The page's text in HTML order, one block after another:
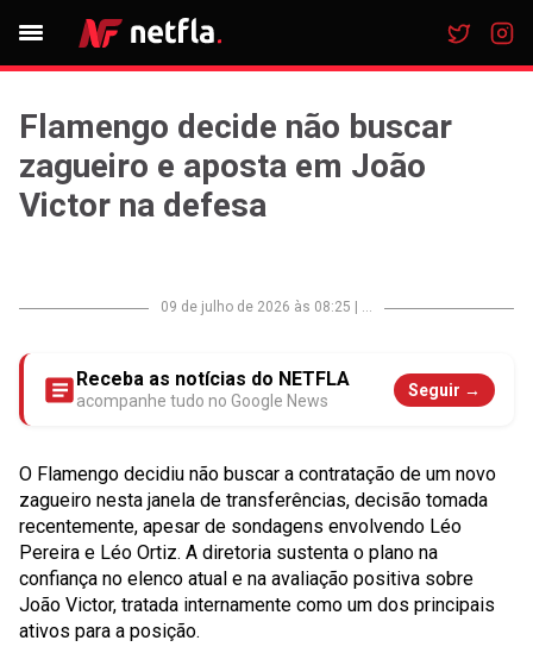
Flamengo decide não buscar
zagueiro e aposta em João
Victor na defesa
09 de julho de 2026 às 08:25 ...
Receba as notícias do NETFLA
acompanhe tudo no Google News
Seguir →
O Flamengo decidiu não buscar a contratação de um novo
zagueiro nesta janela de transferências, decisão tomada
recentemente, apesar de sondagens envolvendo Léo
Pereira e Léo Ortiz. A diretoria sustenta o plano na
confiança no elenco atual e na avaliação positiva sobre
João Victor, tratada internamente como um dos principais
ativos para a posição.